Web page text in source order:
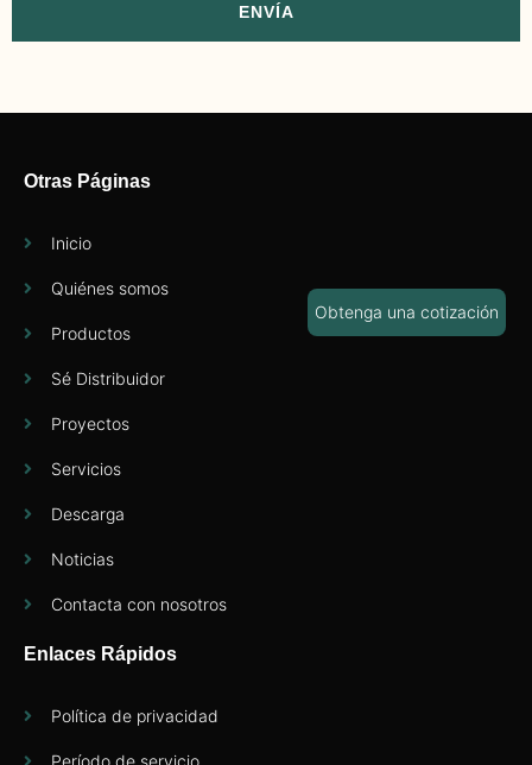
ENVÍA
Otras Páginas
Inicio
Quiénes somos
Productos
Sé Distribuidor
Proyectos
Servicios
Descarga
Noticias
Contacta con nosotros
Enlaces Rápidos
Política de privacidad
Período de servicio
Obtenga una cotización